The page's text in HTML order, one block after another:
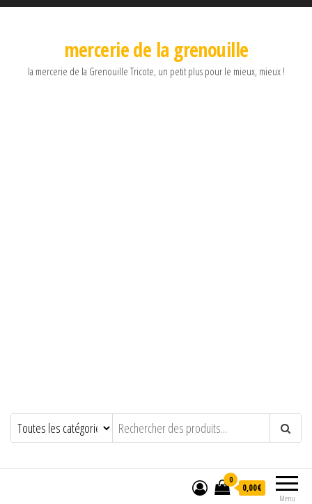
mercerie de la grenouille
la mercerie de la Grenouille Tricote, un petit plus pour le mieux, mieux !
Menu
0
0,00€